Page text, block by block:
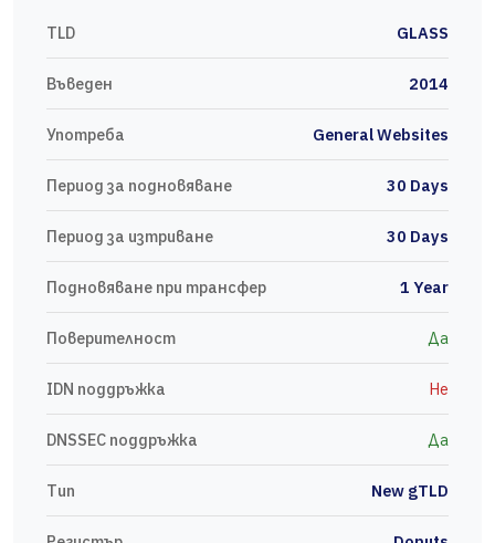
TLD GLASS
Въведен 2014
Употреба General Websites
Период за подновяване 30 Days
Период за изтриване 30 Days
Подновяване при трансфер 1 Year
Поверителност Да
IDN поддръжка Не
DNSSEC поддръжка Да
Тип New gTLD